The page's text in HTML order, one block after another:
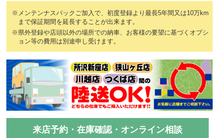
※メンテンナスパックご加入で、初度登録より最長5年間又は10万km
まで保証期間を延長することが出来ます。
※県外登録や店頭以外の場所での納車、お客様の要望に基づくオプシ
ョン等の費用は別途申し受けます。
来店予約・在庫確認・オンライン相談